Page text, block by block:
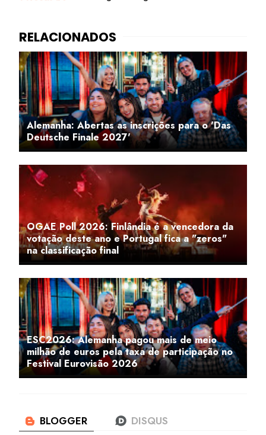
Alemanha: Abertas as inscrições para o 'Das
Deutsche Finale 2027'
OGAE Poll 2026: Finlândia é a vencedora da
votação deste ano e Portugal fica a "zeros"
na classificação final
ESC2026: Alemanha pagou mais de meio
milhão de euros pela taxa de participação no
Festival Eurovisão 2026